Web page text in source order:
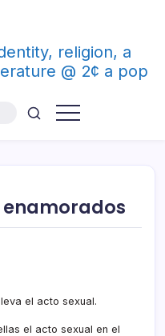
religion, a
@ 2¢ a pop
el acto sexual.
el acto sexual en el